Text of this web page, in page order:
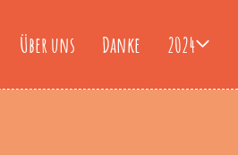
Über uns Danke 2024